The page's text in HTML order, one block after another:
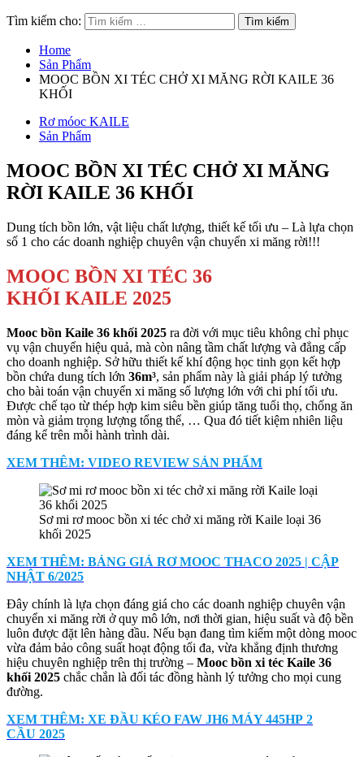
Tìm kiếm cho:
Home
Sản Phẩm
MOOC BỒN XI TÉC CHỞ XI MĂNG RỜI KAILE 36
KHỐI
Rơ móoc KAILE
Sản Phẩm
MOOC BỒN XI TÉC CHỞ XI MĂNG
RỜI KAILE 36 KHỐI
Dung tích bồn lớn, vật liệu chất lượng, thiết kế tối ưu – Là lựa chọn
số 1 cho các doanh nghiệp chuyên vận chuyển xi măng rời!!!
MOOC BỒN XI TÉC 36
KHỐI KAILE 2025
Mooc bồn Kaile 36 khối 2025 ra đời với mục tiêu không chỉ phục
vụ vận chuyển hiệu quả, mà còn nâng tầm chất lượng và đẳng cấp
cho doanh nghiệp. Sở hữu thiết kế khí động học tinh gọn kết hợp
bồn chứa dung tích lớn 36m³, sản phẩm này là giải pháp lý tưởng
cho bài toán vận chuyển xi măng số lượng lớn với chi phí tối ưu.
Được chế tạo từ thép hợp kim siêu bền giúp tăng tuổi thọ, chống ăn
mòn và giảm trọng lượng tổng thể, … Qua đó tiết kiệm nhiên liệu
đáng kể trên mỗi hành trình dài.
XEM THÊM: VIDEO REVIEW SẢN PHẨM
Sơ mi rơ mooc bồn xi téc chở xi măng rời Kaile loại 36
khối 2025
XEM THÊM: BẢNG GIÁ RƠ MOOC THACO 2025 | CẬP
NHẬT 6/2025
Đây chính là lựa chọn đáng giá cho các doanh nghiệp chuyên vận
chuyển xi măng rời ở quy mô lớn, nơi thời gian, hiệu suất và độ bền
luôn được đặt lên hàng đầu. Nếu bạn đang tìm kiếm một dòng mooc
vừa đảm bảo công suất hoạt động tối đa, vừa khẳng định thương
hiệu chuyên nghiệp trên thị trường – Mooc bồn xi téc Kaile 36
khối 2025 chắc chắn là đối tác đồng hành lý tưởng cho mọi cung
đường.
XEM THÊM: XE ĐẦU KÉO FAW JH6 MÁY 445HP 2
CẦU 2025